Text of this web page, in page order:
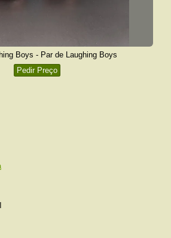
Boys - Par de Laughing Boys
Pedir Preço